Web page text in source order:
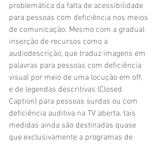
problemática da falta de acessibilidade
para pessoas com deficiência nos meios
de comunicação. Mesmo com a gradual
inserção de recursos como a
audiodescrição, que traduz imagens em
palavras para pessoas com deficiência
visual por meio de uma locução em off,
e de legendas descritivas (Closed
Caption) para pessoas surdas ou com
deficiência auditiva na TV aberta, tais
medidas ainda são destinadas quase
que exclusivamente a programas de